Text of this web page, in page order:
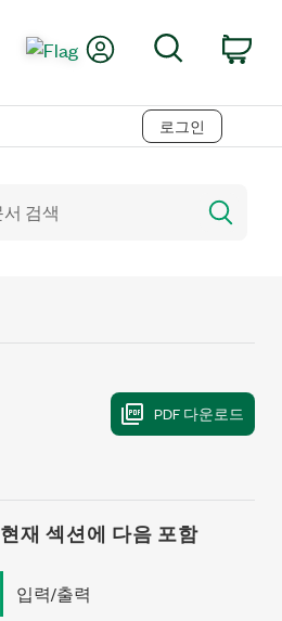
My AccountSearch
로그인
현재 섹션에 다음 포함
입력/출력